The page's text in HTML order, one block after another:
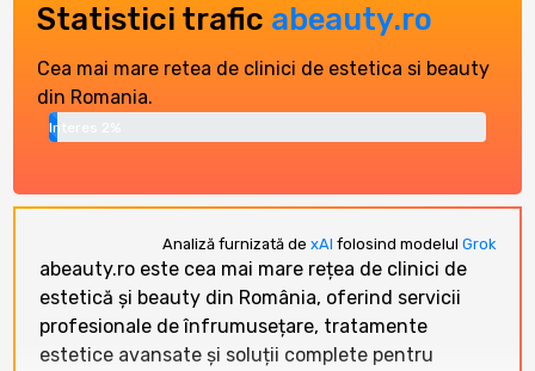
Statistici trafic abeauty.ro
Cea mai mare retea de clinici de estetica si beauty
din Romania.
Interes 2%
Analiză furnizată de xAI folosind modelul Grok
abeauty.ro este cea mai mare rețea de clinici de
estetică și beauty din România, oferind servicii
profesionale de înfrumusețare, tratamente
estetice avansate și soluții complete pentru